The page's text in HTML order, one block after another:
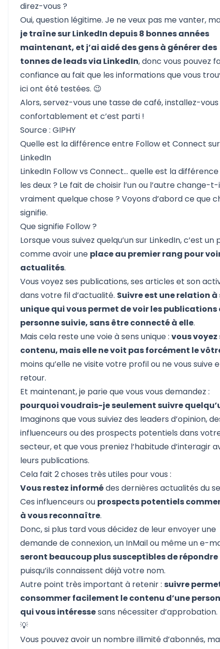
direz-vous ?
Oui, question légitime. Je ne veux pas me vanter,
je traîne sur LinkedIn depuis 8 bonnes années
maintenant, et j’ai aidé des gens à générer des
tonnes de leads via LinkedIn, donc vous pouvez
confiance au fait que les informations que vous
ici ont été testées. 😉
Alors, servez-vous une tasse de café, installez-vous
confortablement et c’est parti !
Source : GIPHY
Quelle est la différence entre Follow et Connect sur
LinkedIn
LinkedIn Follow vs Connect… quelle est la
les deux ? Le fait de choisir l’un ou l’autre change-
vraiment quelque chose ? Voyons d’abord ce que
signifie.
Que signifie Follow ?
Lorsque vous suivez quelqu’un sur LinkedIn, c’est un
comme avoir une place au premier rang pour
actualités.
Vous voyez ses publications, ses articles et son
dans votre fil d’actualité. Suivre est une relation à
unique qui vous permet de voir les publications
personne suivie, sans être connecté à elle.
Mais cela reste une voie à sens unique : vous voyez
contenu, mais elle ne voit pas forcément le
moins qu’elle ne visite votre profil ou ne vous suive
retour.
Et maintenant, je parie que vous vous demandez :
pourquoi voudrais-je seulement suivre
Imaginons que vous suiviez des leaders d’opinion,
influenceurs ou des prospects potentiels dans
secteur, et que vous preniez l’habitude d’interagir
leurs publications.
Cela fait 2 choses très utiles pour vous :
Vous restez informédes dernières actualités du
Ces influenceurs ou prospects potentiels
à vous reconnaître.
Donc, si plus tard vous décidez de leur envoyer une
demande de connexion, un InMail ou même un e-
seront beaucoup plus susceptibles de répondre
puisqu’ils connaissent déjà votre nom.
Autre point très important à retenir : suivre
consommer facilement le contenu d’une
qui vous intéressesans nécessiter d’approbation.
💡
Vous pouvez avoir un nombre illimité d’abonnés,